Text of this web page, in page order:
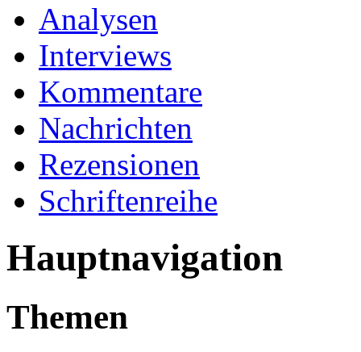
Analysen
Interviews
Kommentare
Nachrichten
Rezensionen
Schriftenreihe
Hauptnavigation
Themen